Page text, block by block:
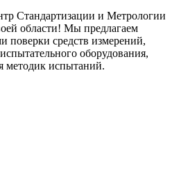
Стандартизации и Метрологии
области! Мы предлагаем
поверки средств измерений,
оборудования,
методик испытаний.